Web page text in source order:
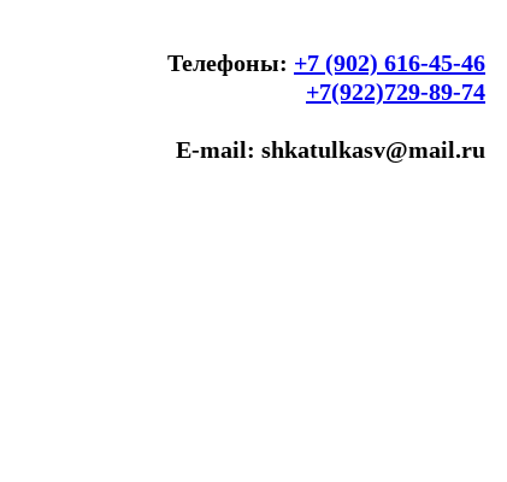
Телефоны: +7 (902) 616-45-46
+7(922)729-89-74
E-mail: shkatulkasv@mail.ru